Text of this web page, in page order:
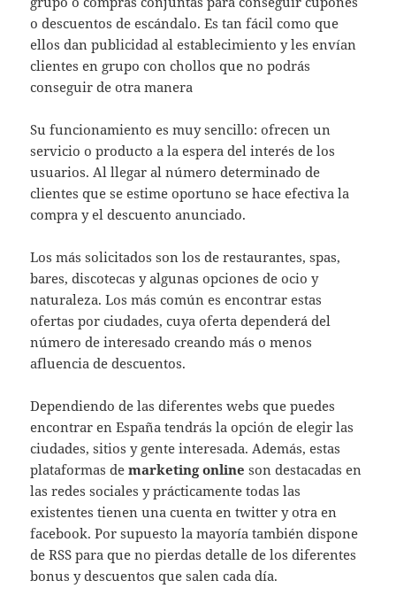
o descuentos de escándalo. Es tan fácil como que
ellos dan publicidad al establecimiento y les envían
clientes en grupo con chollos que no podrás
conseguir de otra manera
Su funcionamiento es muy sencillo: ofrecen un
servicio o producto a la espera del interés de los
usuarios. Al llegar al número determinado de
clientes que se estime oportuno se hace efectiva la
compra y el descuento anunciado.
Los más solicitados son los de restaurantes, spas,
bares, discotecas y algunas opciones de ocio y
naturaleza. Los más común es encontrar estas
ofertas por ciudades, cuya oferta dependerá del
número de interesado creando más o menos
afluencia de descuentos.
Dependiendo de las diferentes webs que puedes
encontrar en España tendrás la opción de elegir las
ciudades, sitios y gente interesada. Además, estas
plataformas demarketing onlineson destacadas en
las redes sociales y prácticamente todas las
existentes tienen una cuenta en twitter y otra en
facebook. Por supuesto la mayoría también dispone
de RSS para que no pierdas detalle de los diferentes
bonus y descuentos que salen cada día.